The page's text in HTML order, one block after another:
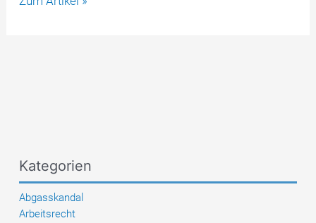
Währung
Kategorien
Abgasskandal
Arbeitsrecht